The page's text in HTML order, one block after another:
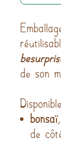
de son
bonsaï,
de